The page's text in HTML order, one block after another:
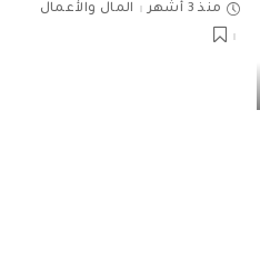
منذ 3 أشهر المال والأعمال